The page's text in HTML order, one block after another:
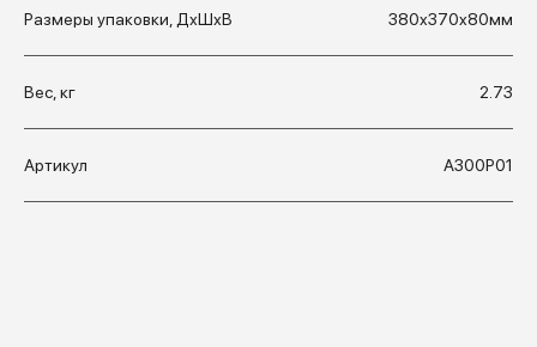
Размеры упаковки, ДхШхВ 380x370x80мм
Вес, кг 2.73
Артикул А300Р01